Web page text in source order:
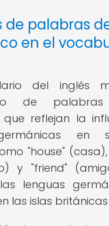
de palabras
en el
del inglés
de
que reflejan la
en
"house"
y "friend"
lenguas
las islas